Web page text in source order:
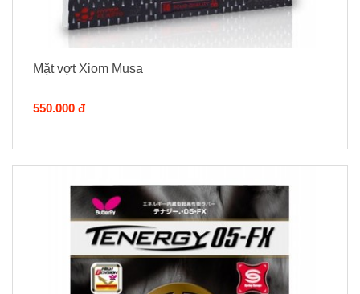
Mặt vợt Xiom Musa
550.000 đ